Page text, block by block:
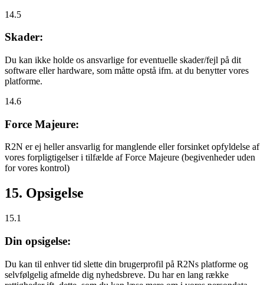
14.5
Skader:
Du kan ikke holde os ansvarlige for eventuelle skader/fejl på dit
software eller hardware, som måtte opstå ifm. at du benytter vores
platforme.
14.6
Force Majeure:
R2N er ej heller ansvarlig for manglende eller forsinket opfyldelse af
vores forpligtigelser i tilfælde af Force Majeure (begivenheder uden
for vores kontrol)
15. Opsigelse
15.1
Din opsigelse:
Du kan til enhver tid slette din brugerprofil på R2Ns platforme og
selvfølgelig afmelde dig nyhedsbreve. Du har en lang række